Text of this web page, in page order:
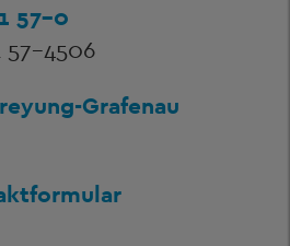
57-0
57-4506
Grafenau